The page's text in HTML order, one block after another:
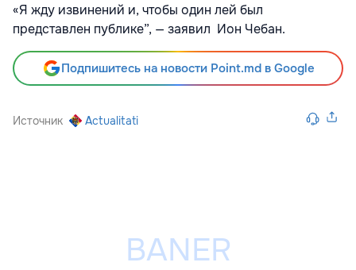
«Я жду извинений и, чтобы один лей был
представлен публике”, — заявил Ион Чебан.
Подпишитесь на новости Point.md в Google
Источник Actualitati